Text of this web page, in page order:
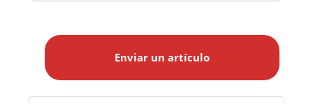
a
Enviar un artículo